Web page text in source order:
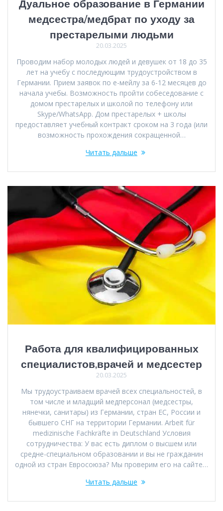
Дуальное образование в Германии
медсестра/медбрат по уходу за
престарелыми людьми
20.03.2025
Проводим набор молодых людей и девушек от 18 до 35
лет на учебу с последующим трудоустройством в
Германии. Прием заявок по е-мейлу за 6-12 месяцев до
начала учебы. Возможность пройти собеседование с
домом престарелых и школой по телефону или
Skype/WhatsApp. Дом престарелых + школы
предоставляет учебный контракт сроком на 3 года (или
возможность прохождения сокращенной…
Читать дальше
Работа для квалифицированных
специалистов,врачей и медсестер
20.03.2025
Мы трудоустраиваем врачей всех специальностей, в
том числе и младщий медперсонал (медсестры,
нянечки, санитары) из Германии, стран ЕС, России и
бывшего СНГ на территории Германии. Arbeit für
medizinische Fachkräfte in Deutschland Условия
сотрудничества: У вас есть диплом о высшем или
средне-специальном образовании и вы не гражданин
одной из стран Евросоюза? Мы проверим его на сайте…
Читать дальше